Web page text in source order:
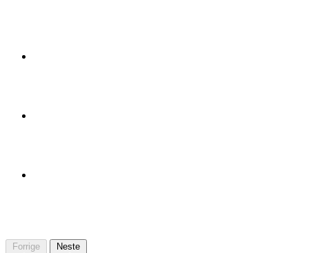
Forrige Neste